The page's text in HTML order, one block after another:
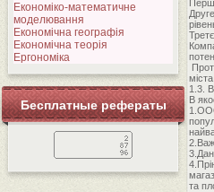
Економіко-математичне
моделювання
Економічна географія
Економічна теорія
Ергономіка
Бесплатные рефераты
1.3.
В
та